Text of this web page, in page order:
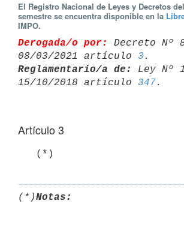
El Registro Nacional de Leyes y Decretos
semestre se encuentra disponible en la
IMPO.
Derogada/o por:
Decreto Nº
08/03/2021 artículo 3
Reglamentario/a de:
Ley Nº
15/10/2018 artículo 347
Artículo 3
   (*)
(*)Notas: